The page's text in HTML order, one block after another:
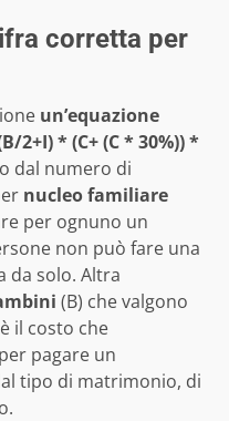
corretta per
un’equazione
2+I) * (C+ (C * 30%)) *
dal numero di
nucleo familiare
per ognuno un
non può fare una
da solo. Altra
(B) che valgono
il costo che
pagare un
tipo di matrimonio, di